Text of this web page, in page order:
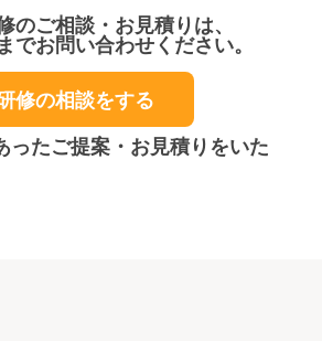
のご相談・お見積りは、
でお問い合わせください。
修の相談をする
ったご提案・お見積りをいた